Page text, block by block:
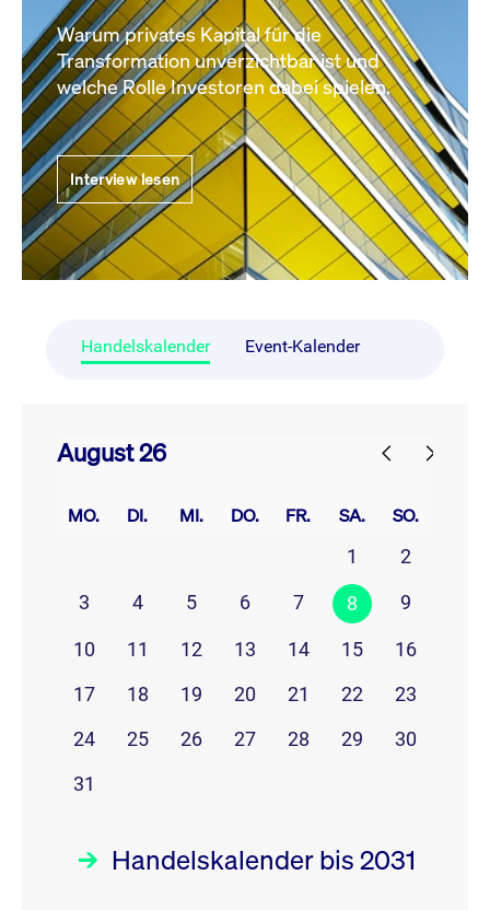
Warum privates Kapital für die
Transformation unverzichtbar ist und
welche Rolle Investoren dabei spielen.
Interview lesen
Handelskalender Event-Kalender
August 26
MO. DI. MI. DO. FR. SA. SO.
1
2
3
4 5 6 7 8 9
10 11 12 13 14 15
16
17
18 19 20 21 22
23
24
25 26 27 28 29
30
31
Handelskalender bis 2031